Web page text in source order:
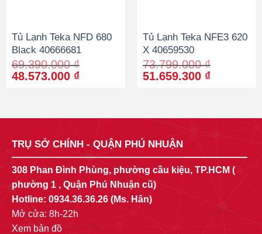
Tủ Lạnh Teka NFD 680
Black 40666681
69.390.000₫
Original
48.573.000 ₫Current
Tủ Lạnh Teka NFE3 620
X 40659530
73.799.000₫
Original
51.659.300 ₫Current
TRỤ SỞ CHÍNH - QUẬN PHÚ NHUẬN
308 Phan Đình Phùng, phường cầu kiệu, TP.HCM (
phường 1 , Quận Phú Nhuận cũ)
Hotline: 0934.36.36.26 (Ms. Hân)
Mở cửa: 8h-22h
Xem bản đồ